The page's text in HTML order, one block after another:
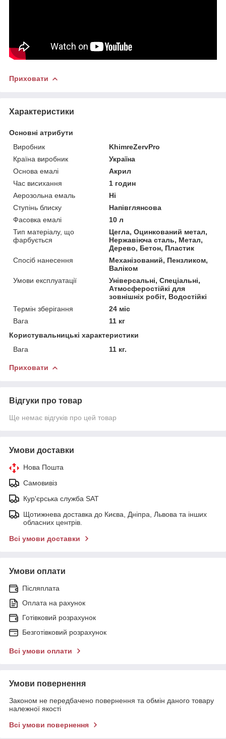
Приховати
Характеристики
Основні атрибути
Виробник
KhimreZervPro
Країна виробник
Україна
Основа емалі
Акрил
Час висихання
1 годин
Аерозольна емаль
Ні
Ступінь блиску
Напівглянсова
Фасовка емалі
10 л
Тип матеріалу, що
фарбується
Цегла, Оцинкований метал,
Нержавіюча сталь, Метал,
Дерево, Бетон, Пластик
Спосіб нанесення
Механізований, Пензликом,
Валіком
Умови експлуатації
Універсальні, Спеціальні,
Атмосферостійкі для
зовнішніх робіт, Водостійкі
Термін зберігання
24 міс
Вага
11 кг
Користувальницькі характеристики
Вага
11 кг.
Приховати
Відгуки про товар
Ще немає відгуків про цей товар
Умови доставки
Нова Пошта
Самовивіз
Кур'єрська служба SAT
Щотижнева доставка до Києва, Дніпра, Львова та інших
обласних центрів.
Всі умови доставки
Умови оплати
Післяплата
Оплата на рахунок
Готівковий розрахунок
Безготівковий розрахунок
Всі умови оплати
Умови повернення
Законом не передбачено повернення та обмін даного товару
належної якості
Всі умови повернення